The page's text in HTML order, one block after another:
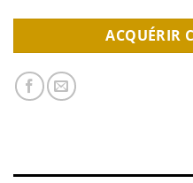
ACQUÉRIR